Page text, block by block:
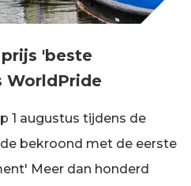
'beste
WorldPride
1 augustus tijdens de
bekroond met de eerste
Meer dan honderd